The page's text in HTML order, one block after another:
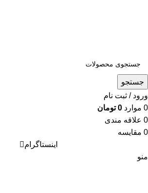
جستجو
ورود / ثبت نام
0 موارد 0 تومان
0 علاقه مندی
0 مقایسه
اینستاگرام
منو